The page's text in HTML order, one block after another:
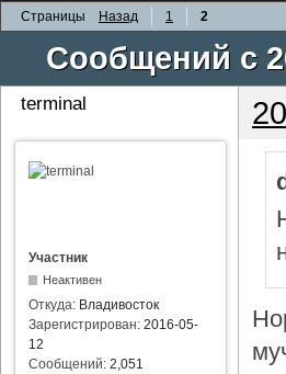
Страницы Назад 1 2
Сообщений с
terminal
Участник
Неактивен
Откуда: Владивосток
Зарегистрирован: 2016-05-
12
Сообщений: 2,051